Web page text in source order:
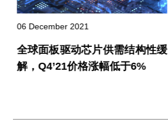
06 December 2021
全球面板驱动芯片供需结构性缓
解，Q4’21价格涨幅低于6%